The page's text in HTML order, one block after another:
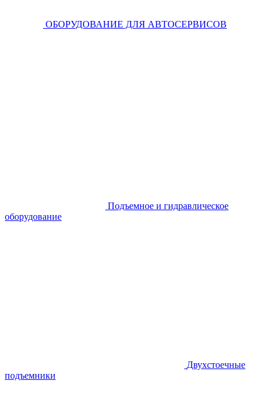
ОБОРУДОВАНИЕ ДЛЯ АВТОСЕРВИСОВ
Подъемное и гидравлическое
оборудование
Двухстоечные
подъемники